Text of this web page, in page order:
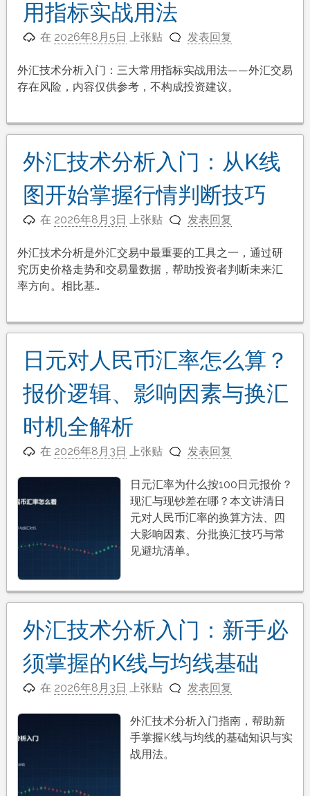
用指标实战用法
在 2026年8月5日 上张贴 发表回复
外汇技术分析入门：三大常用指标实战用法——外汇交易
存在风险，内容仅供参考，不构成投资建议。
外汇技术分析入门：从K线
图开始掌握行情判断技巧
在 2026年8月3日 上张贴 发表回复
外汇技术分析是外汇交易中最重要的工具之一，通过研
究历史价格走势和交易量数据，帮助投资者判断未来汇
率方向。相比基…
日元对人民币汇率怎么算？
报价逻辑、影响因素与换汇
时机全解析
在 2026年8月3日 上张贴 发表回复
日元汇率为什么按100日元报价？
现汇与现钞差在哪？本文讲清日
元对人民币汇率的换算方法、四
大影响因素、分批换汇技巧与常
见避坑清单。
外汇技术分析入门：新手必
须掌握的K线与均线基础
在 2026年8月3日 上张贴 发表回复
外汇技术分析入门指南，帮助新
手掌握K线与均线的基础知识与实
战用法。